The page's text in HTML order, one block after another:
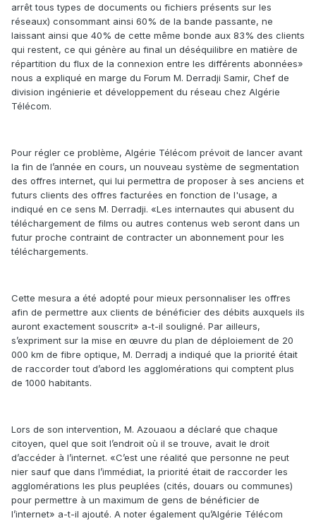
arrêt tous types de documents ou fichiers présents sur les
réseaux) consommant ainsi 60% de la bande passante, ne
laissant ainsi que 40% de cette même bonde aux 83% des clients
qui restent, ce qui génère au final un déséquilibre en matière de
répartition du flux de la connexion entre les différents abonnées»
nous a expliqué en marge du Forum M. Derradji Samir, Chef de
division ingénierie et développement du réseau chez Algérie
Télécom.
Pour régler ce problème, Algérie Télécom prévoit de lancer avant
la fin de l’année en cours, un nouveau système de segmentation
des offres internet, qui lui permettra de proposer à ses anciens et
futurs clients des offres facturées en fonction de l'usage, a
indiqué en ce sens M. Derradji. «Les internautes qui abusent du
téléchargement de films ou autres contenus web seront dans un
futur proche contraint de contracter un abonnement pour les
téléchargements.
Cette mesura a été adopté pour mieux personnaliser les offres
afin de permettre aux clients de bénéficier des débits auxquels ils
auront exactement souscrit» a-t-il souligné. Par ailleurs,
s’expriment sur la mise en œuvre du plan de déploiement de 20
000 km de fibre optique, M. Derradj a indiqué que la priorité était
de raccorder tout d’abord les agglomérations qui comptent plus
de 1000 habitants.
Lors de son intervention, M. Azouaou a déclaré que chaque
citoyen, quel que soit l’endroit où il se trouve, avait le droit
d’accéder à l’internet. «C’est une réalité que personne ne peut
nier sauf que dans l’immédiat, la priorité était de raccorder les
agglomérations les plus peuplées (cités, douars ou communes)
pour permettre à un maximum de gens de bénéficier de
l’internet» a-t-il ajouté. A noter également qu’Algérie Télécom